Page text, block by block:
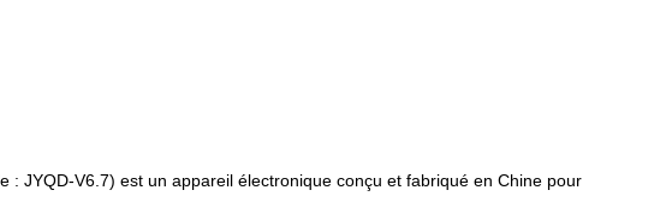
: JYQD-V6.7) est un appareil électronique conçu et fabriqué en Chine pour